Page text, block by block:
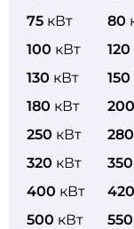
75 кВт 80
100 кВт 120
130 кВт 150
180 кВт 200
250 кВт 280
320 кВт 350
400 кВт 420
500 кВт 550